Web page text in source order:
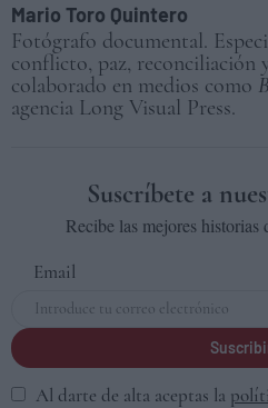
Mario Toro Quintero
Fotógrafo documental.
conflicto, paz, reconciliación
colaborado en medios como
agencia Long Visual Press.
Suscríbete a
Recibe las mejores
Email
Al darte de alta aceptas la